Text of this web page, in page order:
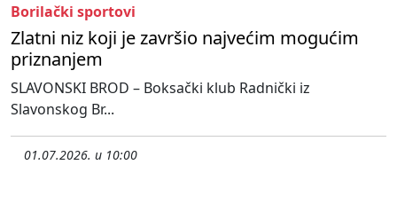
Borilački sportovi
Zlatni niz koji je završio najvećim mogućim
priznanjem
SLAVONSKI BROD – Boksački klub Radnički iz
Slavonskog Br...
01.07.2026. u 10:00